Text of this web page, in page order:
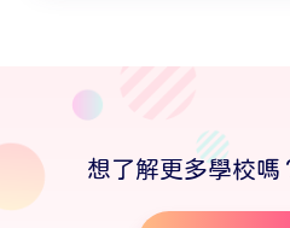
想了解更多學校嗎